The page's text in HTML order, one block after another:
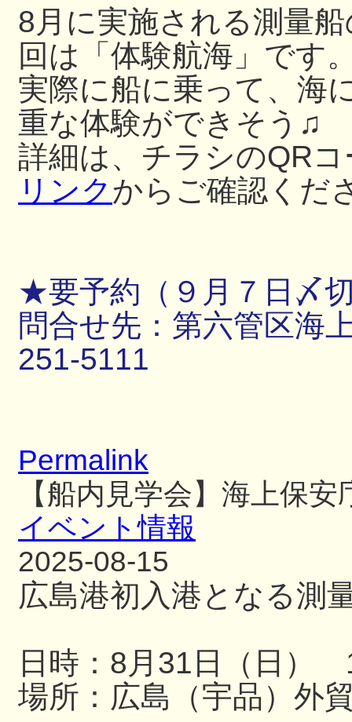
8月に実施される測量
回は「体験航海」です
実際に船に乗って、海
重な体験ができそう♫
詳細は、チラシのQR
リンクからご確認くだ
★要予約（９月７日〆
問合せ先：第六管区海
251-5111
Permalink
【船内見学会】海上保
イベント情報
2025-08-15
広島港初入港となる測
日時：8月31日（日）
場所：広島（宇品）外